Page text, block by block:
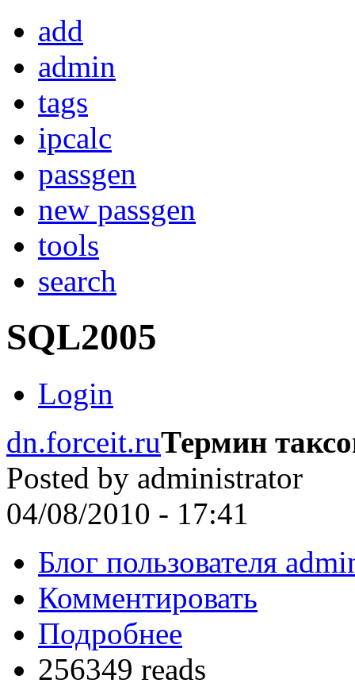
add
admin
tags
ipcalc
passgen
new passgen
tools
search
SQL2005
Login
dn.forceit.ruТермин
Posted by administrator
04/08/2010 - 17:41
Блог пользователя
Комментировать
Подробнее
256349 reads